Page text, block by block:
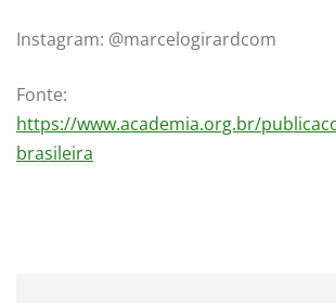
Instagram: @marcelogirardcom
Fonte:
https://www.academia.org.br/
brasileira